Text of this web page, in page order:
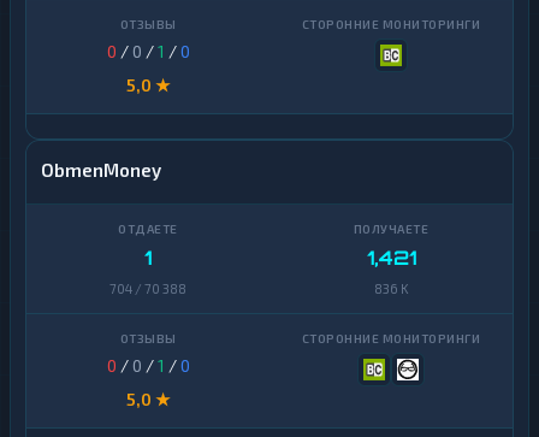
0 / 0 /1 /0
5,0 ★
ObmenMoney
1
704 / 70 388
1,421
836 K
0 / 0 /1 /0
5,0 ★